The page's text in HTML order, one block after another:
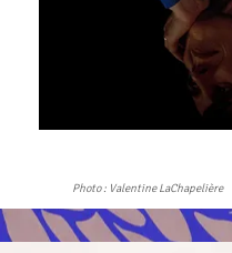
Photo : Valentine LaChapelière